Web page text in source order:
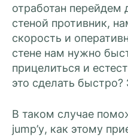
отработан перейдем
стеной противник,
скорость и
стене нам нужно
прицелиться и
это сделать быстро?
В таком случае
jump’у, как этому